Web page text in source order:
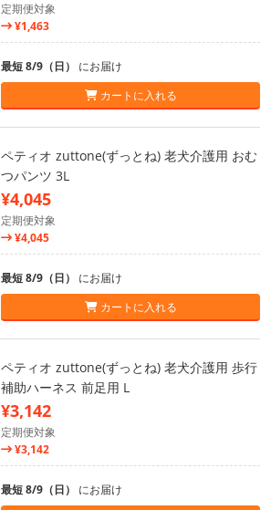
定期便対象
¥1,463
最短 8/9（日） にお届け
カートに入れる
ペティオ zuttone(ずっとね) 老犬介護用 おむ
つパンツ 3L
¥4,045
定期便対象
¥4,045
最短 8/9（日） にお届け
カートに入れる
ペティオ zuttone(ずっとね) 老犬介護用 歩行
補助ハーネス 前足用 L
¥3,142
定期便対象
¥3,142
最短 8/9（日） にお届け